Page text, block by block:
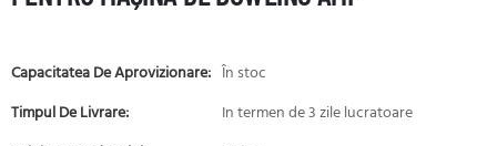
Capacitatea De Aprovizionare: În stoc
Timpul De Livrare:
In termen de 3 zile lucratoare